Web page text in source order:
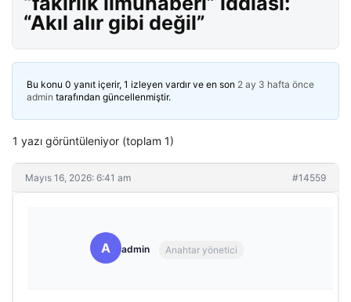
“Akıl alır gibi değil”
Bu konu 0 yanıt içerir, 1 izleyen vardır ve en son 2 ay 3 hafta önce
admin tarafından güncellenmiştir.
1 yazı görüntüleniyor (toplam 1)
Mayıs 16, 2026: 6:41 am #14559
A admin Anahtar yönetici